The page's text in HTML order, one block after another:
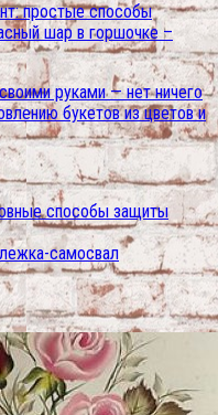
простые способы
шар в горшочке –
руками — нет ничего
букетов из цветов и
способы защиты
самосвал